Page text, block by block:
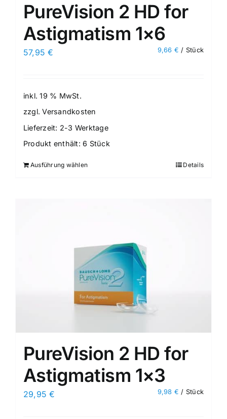
PureVision 2 HD for
Astigmatism 1×6
57,95€ 9,66 € / Stück
inkl. 19 % MwSt.
zzgl.Versandkosten
Lieferzeit: 2-3 Werktage
Produkt enthält: 6 Stück
Ausführung wählen Details
PureVision 2 HD for
Astigmatism 1×3
29,95€ 9,98 € / Stück